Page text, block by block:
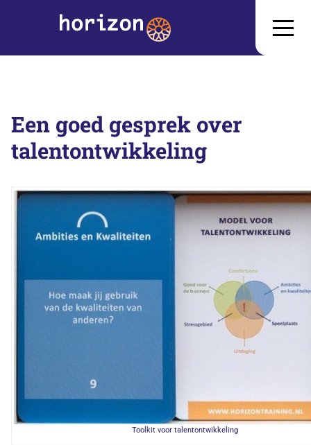
Een goed gesprek over
talentontwikkeling
Toolkit voor talentontwikkeling